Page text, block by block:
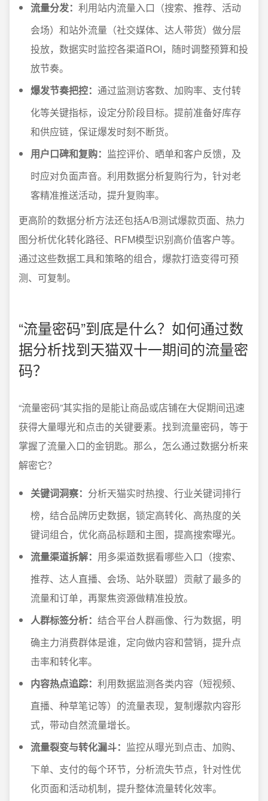
流量分发： 利用站内流量入口（搜索、推荐、活动
会场）和站外流量（社交媒体、达人带货）做分层
投放，数据实时监控各渠道ROI，随时调整预算和投
放节奏。
爆发节奏把控： 通过监测访客数、加购率、支付转
化等关键指标，设定分阶段目标。提前准备好库存
和供应链，保证爆发时刻不断货。
用户口碑和复购： 监控评价、晒单和客户反馈，及
时应对负面声音。利用数据分析复购行为，针对老
客精准推送活动，提升复购率。
更高阶的数据分析方法还包括A/B测试爆款页面、热力
图分析优化转化路径、RFM模型识别高价值客户等。
通过这些数据工具和策略的组合，爆款打造变得可预
测、可复制。
“流量密码”到底是什么？如何通过数
据分析找到天猫双十一期间的流量密
码？
“流量密码”其实指的是能让商品或店铺在大促期间迅速
获得大量曝光和点击的关键要素。找到流量密码，等于
掌握了流量入口的金钥匙。那么，怎么通过数据分析来
解密它？
关键词洞察： 分析天猫实时热搜、行业关键词排行
榜，结合品牌历史数据，锁定高转化、高热度的关
键词组合，优化商品标题和主图，提高搜索曝光。
流量渠道拆解： 用多渠道数据看哪些入口（搜索、
推荐、达人直播、会场、站外联盟）贡献了最多的
流量和订单，再聚焦资源做精准投放。
人群标签分析： 结合平台人群画像、行为数据，明
确主力消费群体是谁，定向做内容和营销，提升点
击率和转化率。
内容热点追踪： 利用数据监测各类内容（短视频、
直播、种草笔记等）的流量表现，复制爆款内容形
式，带动自然流量增长。
流量裂变与转化漏斗： 监控从曝光到点击、加购、
下单、支付的每个环节，分析流失节点，针对性优
化页面和活动机制，提升整体流量转化效率。